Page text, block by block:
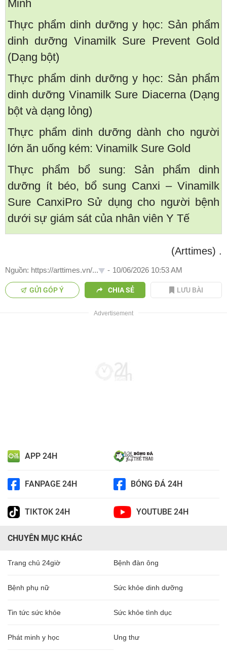
Minh
Thực phẩm dinh dưỡng y học: Sản phẩm
dinh dưỡng Vinamilk Sure Prevent Gold
(Dạng bột)
Thực phẩm dinh dưỡng y học: Sản phẩm
dinh dưỡng Vinamilk Sure Diacerna (Dạng
bột và dạng lỏng)
Thực phẩm dinh dưỡng dành cho người
lớn ăn uống kém: Vinamilk Sure Gold
Thực phẩm bổ sung: Sản phẩm dinh
dưỡng ít béo, bổ sung Canxi – Vinamilk
Sure CanxiPro Sử dụng cho người bệnh
dưới sự giám sát của nhân viên Y Tế
(Arttimes) .
Nguồn: https://arttimes.vn/... - 10/06/2026 10:53 AM
GỬI GÓP Ý CHIA SẺ LƯU BÀI
APP 24H
FANPAGE 24H BÓNG ĐÁ 24H
TIKTOK 24H YOUTUBE 24H
CHUYÊN MỤC KHÁC
Trang chủ 24giờ Bệnh đàn ông
Bệnh phụ nữ Sức khỏe dinh dưỡng
Tin tức sức khỏe Sức khỏe tình dục
Phát minh y học Ung thư